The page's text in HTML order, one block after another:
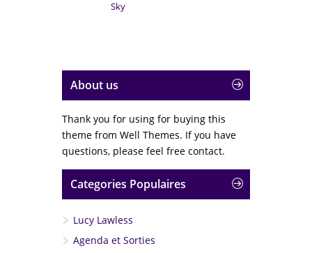
Sky
About us
Thank you for using for buying this
theme from Well Themes. If you have
questions, please feel free contact.
Categories Populaires
Lucy Lawless
Agenda et Sorties